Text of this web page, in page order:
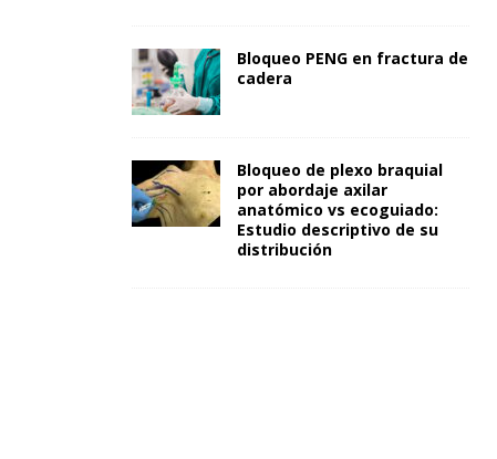
Bloqueo PENG en fractura de
cadera
Bloqueo de plexo braquial
por abordaje axilar
anatómico vs ecoguiado:
Estudio descriptivo de su
distribución